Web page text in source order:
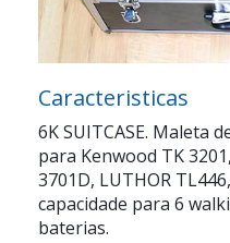
Caracteristicas
6K SUITCASE. Maleta
para Kenwood TK
3701D, LUTHOR
capacidade para 6
baterias.